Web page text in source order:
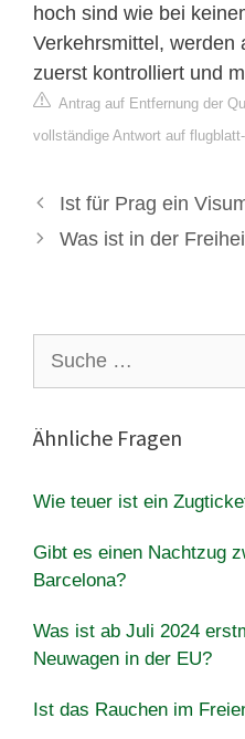
hoch sind wie bei
Verkehrsmittel, werden
zuerst kontrolliert und
Antrag auf Entfernung der
vollständige Antwort auf
Ist für Prag ein
Was ist in der
nach:
Ähnliche Fragen
Wie teuer ist ein
Gibt es einen Nachtzug
Barcelona?
Was ist ab Juli 2024
Neuwagen in der EU?
Ist das Rauchen im